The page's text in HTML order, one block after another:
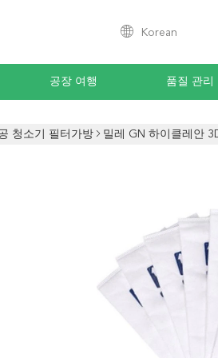
Korean
공장 여행 품질 관리
청소기 필터가방 밀레 GN 하이클레안